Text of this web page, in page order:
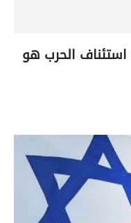
استئناف الحرب هو